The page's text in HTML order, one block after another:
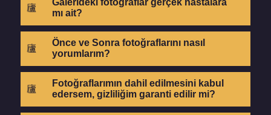
mı ait?
Önce ve Sonra fotoğraflarını nasıl
yorumlarım?
Fotoğraflarımın dahil edilmesini kabul
edersem, gizliliğim garanti edilir mi?